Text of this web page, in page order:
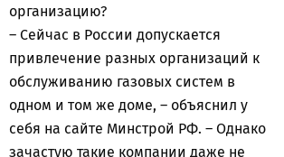
организацию?
– Сейчас в России допускается
привлечение разных организаций к
обслуживанию газовых систем в
одном и том же доме, – объяснил у
себя на сайте Минстрой РФ. – Однако
зачастую такие компании даже не